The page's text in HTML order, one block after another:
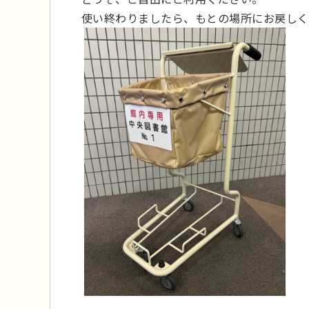
使い終わりましたら、もとの場所にお戻し